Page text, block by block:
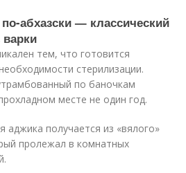
абхазски — классический
варки
тем, что готовится
стерилизации.
по баночкам
месте не один год.
аджика получается из «вялого»
пролежал в комнатных